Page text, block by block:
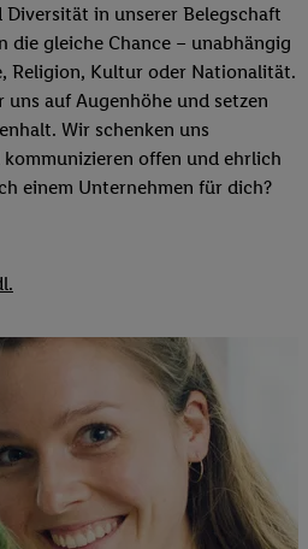
in unserer Belegschaft
die gleiche Chance – unabhängig
Religion, Kultur oder Nationalität.
auf Augenhöhe und setzen
Wir schenken uns
offen und ehrlich
einem Unternehmen für dich?